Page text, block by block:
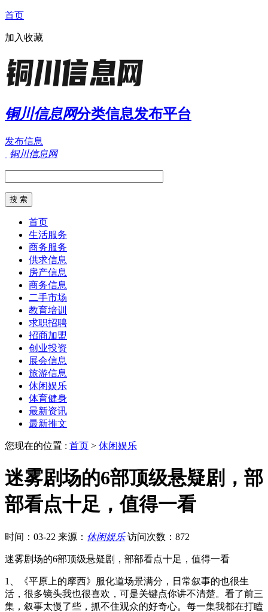
首页
加入收藏
铜川信息网分类信息发布平台
发布信息
铜川信息网
首页
生活服务
商务服务
供求信息
房产信息
商务信息
二手市场
教育培训
求职招聘
招商加盟
创业投资
展会信息
旅游信息
休闲娱乐
体育健身
最新资讯
最新推文
您现在的位置 : 首页 > 休闲娱乐
迷雾剧场的6部顶级悬疑剧，部
部看点十足，值得一看
时间：03-22 来源： 休闲娱乐 访问次数：872
迷雾剧场的6部顶级悬疑剧，部部看点十足，值得一看
1、《平原上的摩西》服化道场景满分，日常叙事的也很生
活，很多镜头我也很喜欢，可是关键点你讲不清楚。看了前三
集，叙事太慢了些，抓不住观众的好奇心。每一集我都在打瞌